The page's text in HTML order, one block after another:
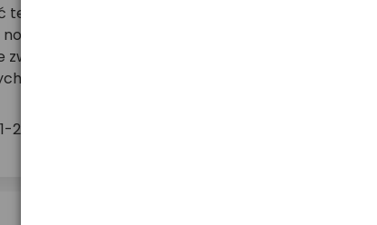
testów baterii i akumulatorów. Praktycznie
newsa, filmik, czy wzmiankę o
jednego rankingu wypada bardzo
testach. Z czego wynika tak duży rozrz ...
25